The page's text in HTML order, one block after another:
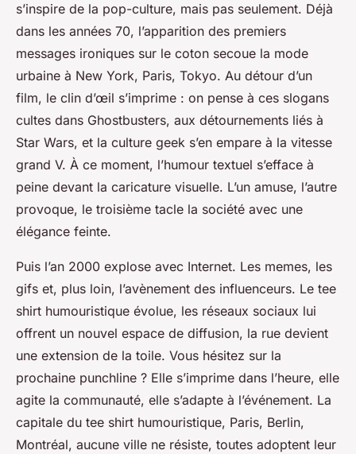
s’inspire de la pop-culture, mais pas seulement. Déjà
dans les années 70, l’apparition des premiers
messages ironiques sur le coton secoue la mode
urbaine à New York, Paris, Tokyo. Au détour d’un
film, le clin d’œil s’imprime : on pense à ces slogans
cultes dans Ghostbusters, aux détournements liés à
Star Wars, et la culture geek s’en empare à la vitesse
grand V. À ce moment, l’humour textuel s’efface à
peine devant la caricature visuelle. L’un amuse, l’autre
provoque, le troisième tacle la société avec une
élégance feinte.
Puis l’an 2000 explose avec Internet. Les memes, les
gifs et, plus loin, l’avènement des influenceurs. Le tee
shirt humouristique évolue, les réseaux sociaux lui
offrent un nouvel espace de diffusion, la rue devient
une extension de la toile. Vous hésitez sur la
prochaine punchline ? Elle s’imprime dans l’heure, elle
agite la communauté, elle s’adapte à l’événement. La
capitale du tee shirt humouristique, Paris, Berlin,
Montréal, aucune ville ne résiste, toutes adoptent leur